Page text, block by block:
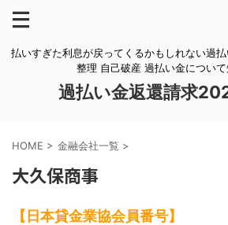
払いすぎた利息が戻ってくるかもしれない過
整理 自己破産 過払い金について
過払い金返還請求
HOME > 金融会社一覧 >
大久保商事
【日本貸金業協会員番号】